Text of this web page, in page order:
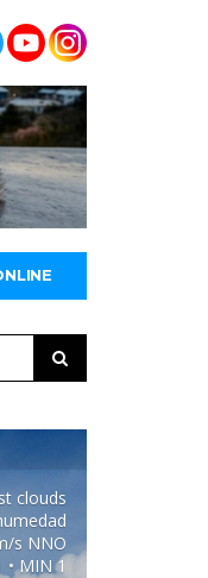
clouds
s NNO
• MIN 1